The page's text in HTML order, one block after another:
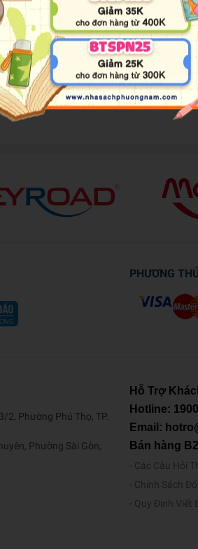
and grandfather. But just as Roan is
a few years old. That is, until now...
than he could have ever dreamed.
the Force.
PHƯƠNG
2, Phường Phú Thọ, TP.
Phường Sài Gòn,
Hỗ Trợ
Hotline:
Email:
Bán hàng
Các Câu Hỏi
Chính Sách
Quy Định Viết